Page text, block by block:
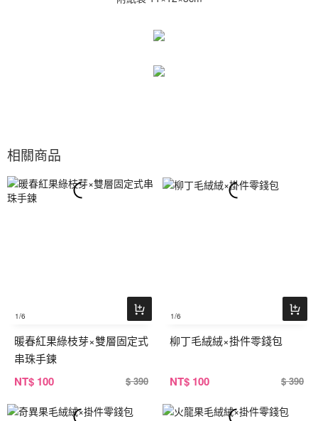
相關商品
1/6
暖春紅果綠枝芽×雙層固定式
串珠手鍊
NT$ 100 $ 390
1/6
柳丁毛絨絨×掛件零錢包
NT$ 100 $ 390